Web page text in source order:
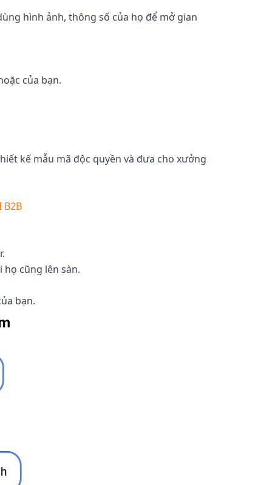
hình ảnh, thông số của họ để mở gian
của bạn.
kế mẫu mã độc quyền và đưa cho xưởng
B2B
họ cũng lên sàn.
bạn.